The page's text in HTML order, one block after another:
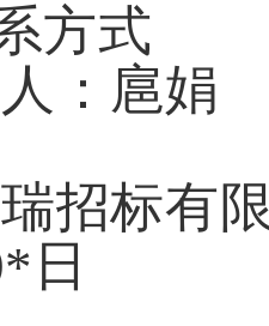
方式
： 扈娟
招标有
日